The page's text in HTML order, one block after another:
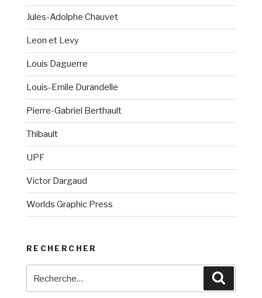
Jules-Adolphe Chauvet
Leon et Levy
Louis Daguerre
Louis-Emile Durandelle
Pierre-Gabriel Berthault
Thibault
UPF
Victor Dargaud
Worlds Graphic Press
RECHERCHER